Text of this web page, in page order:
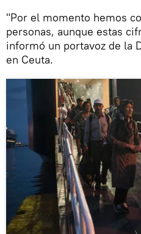
"Por el momento hemos
personas, aunque estas
informó un portavoz de la
en Ceuta.